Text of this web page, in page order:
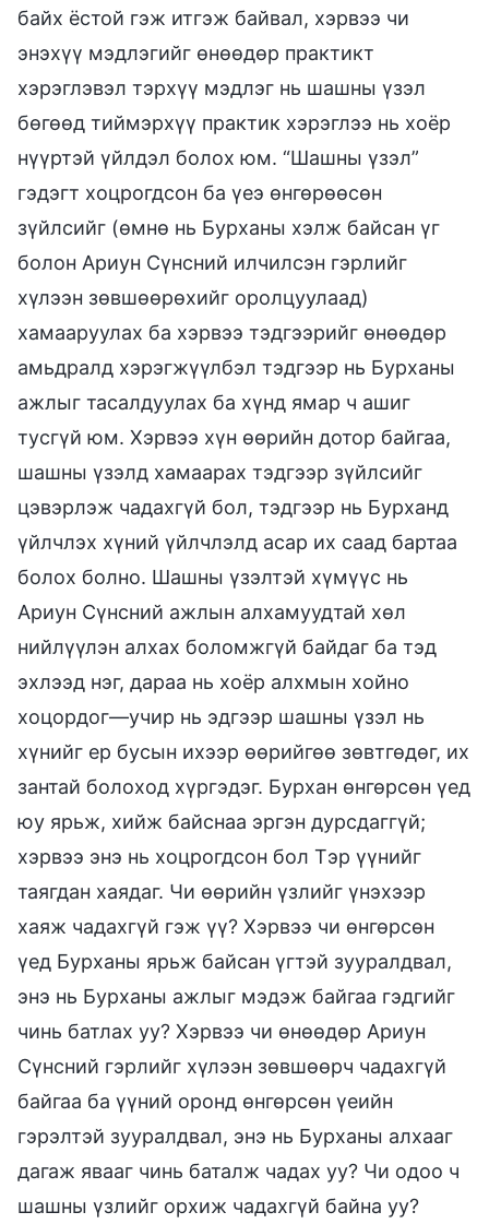
байх ёстой гэж итгэж байвал, хэрвээ чи
энэхүү мэдлэгийг өнөөдөр практикт
хэрэглэвэл тэрхүү мэдлэг нь шашны үзэл
бөгөөд тиймэрхүү практик хэрэглээ нь хоёр
нүүртэй үйлдэл болох юм. “Шашны үзэл”
гэдэгт хоцрогдсон ба үеэ өнгөрөөсөн
зүйлсийг (өмнө нь Бурханы хэлж байсан үг
болон Ариун Сүнсний илчилсэн гэрлийг
хүлээн зөвшөөрөхийг оролцуулаад)
хамааруулах ба хэрвээ тэдгээрийг өнөөдөр
амьдралд хэрэгжүүлбэл тэдгээр нь Бурханы
ажлыг тасалдуулах ба хүнд ямар ч ашиг
тусгүй юм. Хэрвээ хүн өөрийн дотор байгаа,
шашны үзэлд хамаарах тэдгээр зүйлсийг
цэвэрлэж чадахгүй бол, тэдгээр нь Бурханд
үйлчлэх хүний үйлчлэлд асар их саад бартаа
болох болно. Шашны үзэлтэй хүмүүс нь
Ариун Сүнсний ажлын алхамуудтай хөл
нийлүүлэн алхах боломжгүй байдаг ба тэд
эхлээд нэг, дараа нь хоёр алхмын хойно
хоцордог—учир нь эдгээр шашны үзэл нь
хүнийг ер бусын ихээр өөрийгөө зөвтгөдөг, их
зантай болоход хүргэдэг. Бурхан өнгөрсөн үед
юу ярьж, хийж байснаа эргэн дурсдаггүй;
хэрвээ энэ нь хоцрогдсон бол Тэр үүнийг
таягдан хаядаг. Чи өөрийн үзлийг үнэхээр
хаяж чадахгүй гэж үү? Хэрвээ чи өнгөрсөн
үед Бурханы ярьж байсан үгтэй зууралдвал,
энэ нь Бурханы ажлыг мэдэж байгаа гэдгийг
чинь батлах уу? Хэрвээ чи өнөөдөр Ариун
Сүнсний гэрлийг хүлээн зөвшөөрч чадахгүй
байгаа ба үүний оронд өнгөрсөн үеийн
гэрэлтэй зууралдвал, энэ нь Бурханы алхааг
дагаж явааг чинь баталж чадах уу? Чи одоо ч
шашны үзлийг орхиж чадахгүй байна уу?